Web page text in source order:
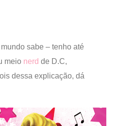
sabe – tenho até
meio nerd de D.C,
dessa explicação, dá